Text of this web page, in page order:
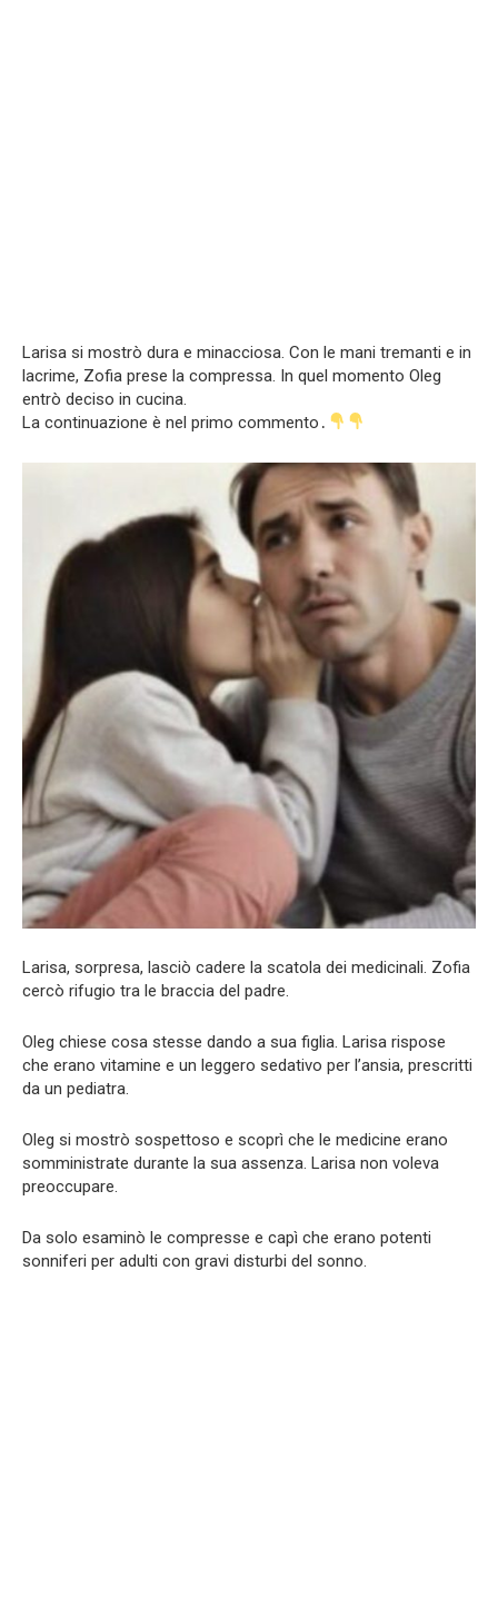
Larisa si mostrò dura e minacciosa. Con le mani tremanti e in
lacrime, Zofia prese la compressa. In quel momento Oleg
entrò deciso in cucina.
La continuazione è nel primo commento․
Larisa, sorpresa, lasciò cadere la scatola dei medicinali. Zofia
cercò rifugio tra le braccia del padre.
Oleg chiese cosa stesse dando a sua figlia. Larisa rispose
che erano vitamine e un leggero sedativo per l’ansia, prescritti
da un pediatra.
Oleg si mostrò sospettoso e scoprì che le medicine erano
somministrate durante la sua assenza. Larisa non voleva
preoccupare.
Da solo esaminò le compresse e capì che erano potenti
sonniferi per adulti con gravi disturbi del sonno.